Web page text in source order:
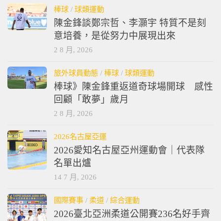
棒球 / 球類運動
陳金鋒談鄭宗哲、李灝宇 特質不是刻
意培養，是從努力中展現出來
2 8 月, 2026
旅外球員動態 / 棒球 / 球類運動
棒球》陳金鋒重返道奇球場開球 感性
回顧「敢夢」歲月
2 8 月, 2026
2026名古屋亞運
2026愛知名古屋亞州運動會｜代表隊
名單出爐
14 7 月, 2026
國際賽事 / 柔道 / 綜合運動
2026臺北亞洲柔道公開賽236名好手齊